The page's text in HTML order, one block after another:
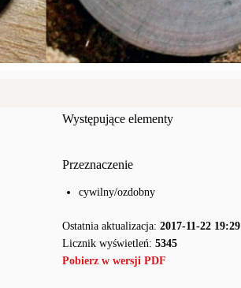
Występujące elementy
Przeznaczenie
cywilny/ozdobny
Ostatnia aktualizacja: 2017-11-22 19:29
Licznik wyświetleń: 5345
Pobierz w wersji PDF